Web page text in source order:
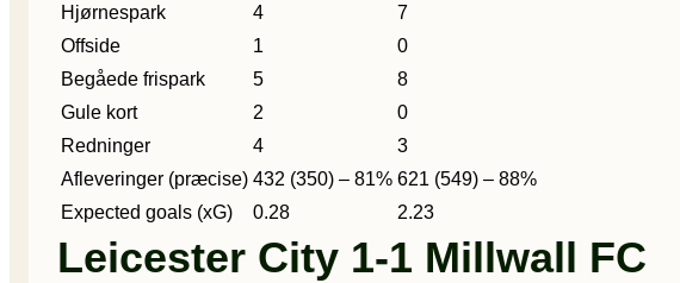
Hjørnespark
4
7
Offside
1
0
Begåede frispark
5
8
Gule kort
2
0
Redninger
4
3
Afleveringer (præcise) 432 (350) – 81% 621 (549) – 88%
Expected goals (xG)
0.28 2.23
Leicester City 1-1 Millwall FC